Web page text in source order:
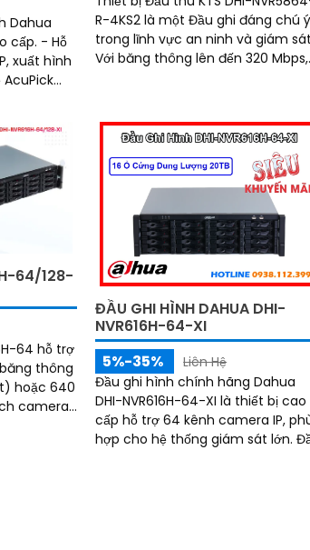
Dahua
cấp. - Hỗ
xuất hình
R-4KS2 là một Đầu ghi đáng chú
trong lĩnh vực an ninh và giám
Với băng thông lên đến 320 Mbps,
64/128-
64 hỗ trợ
thông
hoặc 640
camera
ĐẦU GHI HÌNH DAHUA DHI-
NVR616H-64-XI
5%-35%
Liên Hệ
Đầu ghi hình chính hãng Dahua
DHI-NVR616H-64-XI là thiết bị cao
cấp hỗ trợ 64 kênh camera IP,
hợp cho hệ thống giám sát lớn. Đầu